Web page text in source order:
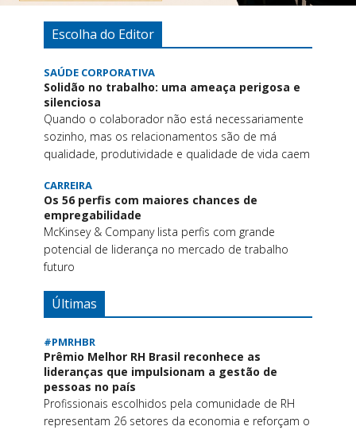
Escolha do Editor
SAÚDE CORPORATIVA
Solidão no trabalho: uma ameaça perigosa e
silenciosa
Quando o colaborador não está necessariamente
sozinho, mas os relacionamentos são de má
qualidade, produtividade e qualidade de vida caem
CARREIRA
Os 56 perfis com maiores chances de
empregabilidade
McKinsey & Company lista perfis com grande
potencial de liderança no mercado de trabalho
futuro
Últimas
#PMRHBR
Prêmio Melhor RH Brasil reconhece as
lideranças que impulsionam a gestão de
pessoas no país
Profissionais escolhidos pela comunidade de RH
representam 26 setores da economia e reforçam o